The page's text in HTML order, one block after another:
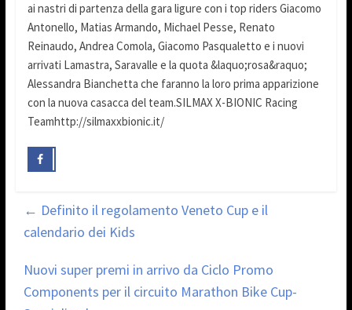
ai nastri di partenza della gara ligure con i top riders Giacomo
Antonello, Matias Armando, Michael Pesse, Renato
Reinaudo, Andrea Comola, Giacomo Pasqualetto e i nuovi
arrivati Lamastra, Saravalle e la quota &laquo;rosa&raquo;
Alessandra Bianchetta che faranno la loro prima apparizione
con la nuova casacca del team.SILMAX X-BIONIC Racing
Teamhttp://silmaxxbionic.it/
← Definito il regolamento Veneto Cup e il
calendario dei Kids
Nuovi super premi in arrivo da Ciclo Promo
Components per il circuito Marathon Bike Cup-